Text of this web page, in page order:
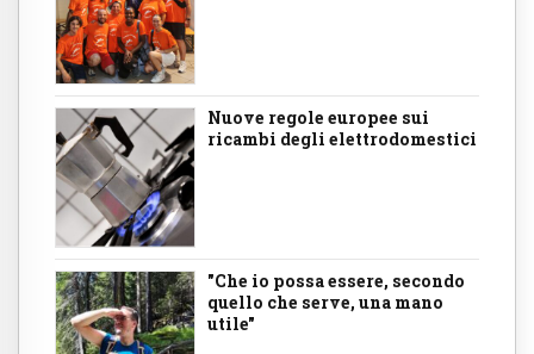
Nuove regole europee sui
ricambi degli elettrodomestici
"Che io possa essere, secondo
quello che serve, una mano
utile"